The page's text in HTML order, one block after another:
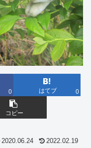
0 はてブ 0
コピー
2020.06.24 2022.02.19